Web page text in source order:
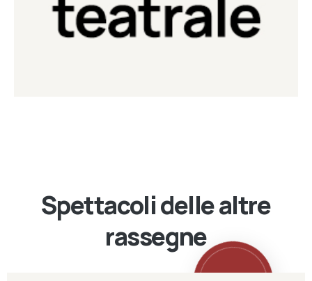
Laboratorio Teatrale
Laboratorio di teatro del Teatro Eduardo de Filippo
Spettacoli delle altre
rassegne